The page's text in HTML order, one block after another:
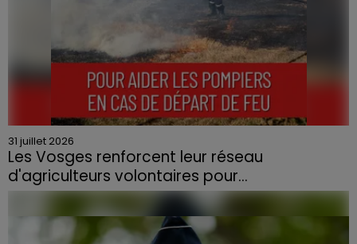
31 juillet 2026
Les Vosges renforcent leur réseau
d'agriculteurs volontaires pour...
Face à la sécheresse et aux risques de départs de feu,
la Chambre d'agriculture des Vosges a lancé un appel
aux agriculteurs volontaires pour venir en aide...